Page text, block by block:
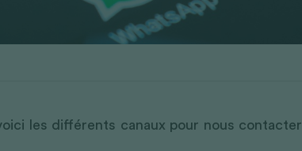
les différents canaux pour nous contacter